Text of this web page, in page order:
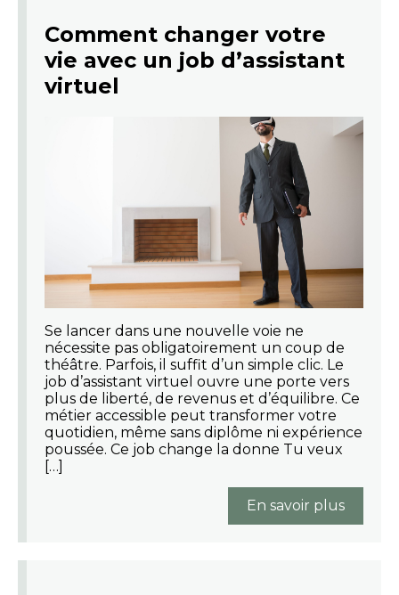
Comment changer votre
vie avec un job d’assistant
virtuel
Se lancer dans une nouvelle voie ne
nécessite pas obligatoirement un coup de
théâtre. Parfois, il suffit d’un simple clic. Le
job d’assistant virtuel ouvre une porte vers
plus de liberté, de revenus et d’équilibre. Ce
métier accessible peut transformer votre
quotidien, même sans diplôme ni expérience
poussée. Ce job change la donne Tu veux
[…]
En savoir plus